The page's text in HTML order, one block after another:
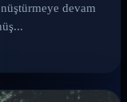
devam